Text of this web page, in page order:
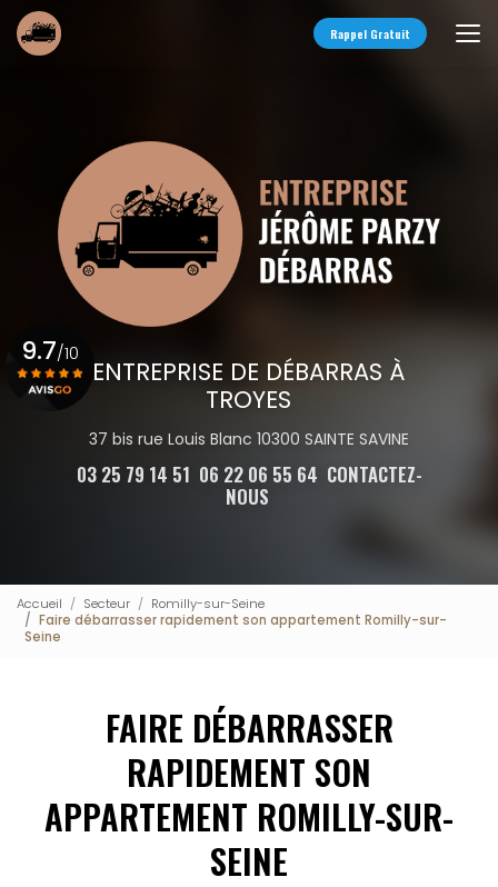
Aller
au
contenu
Rappel Gratuit
ENTREPRISE DE DÉBARRAS À
TROYES
37 bis rue Louis Blanc 10300 SAINTE SAVINE
03 25 79 14 51 06 22 06 55 64 CONTACTEZ-
NOUS
9.7/10
Accueil Secteur
Romilly-sur-Seine
Faire débarrasser rapidement son appartement Romilly-sur-
Seine
FAIRE DÉBARRASSER
RAPIDEMENT SON
APPARTEMENT ROMILLY-SUR-
SEINE